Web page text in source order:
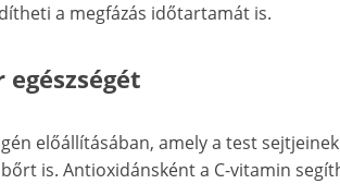
a megfázás időtartamát is.
előállításában, amely a test
is. Antioxidánsként a C-vitamin